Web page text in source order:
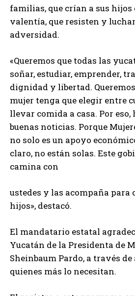
familias, que crían a sus hijos
valentía, que resisten y
adversidad.
«Queremos que todas las
soñar, estudiar, emprender,
dignidad y libertad.
mujer tenga que elegir entre
llevar comida a casa. Por
buenas noticias. Porque
no solo es un apoyo
claro, no están solas. Este
camina con
ustedes y las acompaña para
hijos», destacó.
El mandatario estatal
Yucatán de la Presidenta de
Sheinbaum Pardo, a través
quienes más lo necesitan.